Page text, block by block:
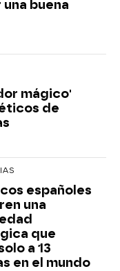
buena
mágico'
de
españoles
una
que
a 13
en el mundo